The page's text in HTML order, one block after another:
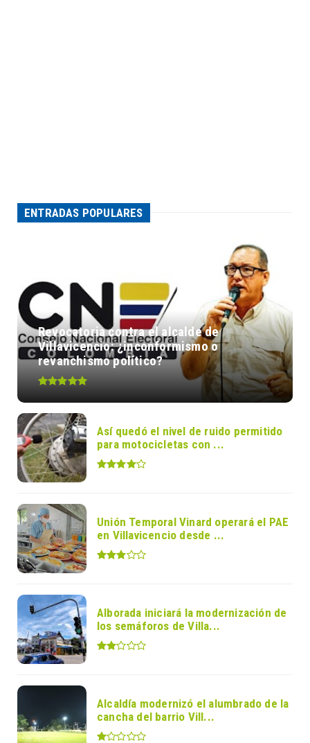
ENTRADAS POPULARES
Revocatoria contra el alcalde de
Villavicencio: ¿inconformismo o
revanchismo político?
Así quedó el nivel de ruido permitido
para motocicletas con ...
Unión Temporal Vinard operará el PAE
en Villavicencio desde ...
Alborada iniciará la modernización de
los semáforos de Villa...
Alcaldía modernizó el alumbrado de la
cancha del barrio Vill...